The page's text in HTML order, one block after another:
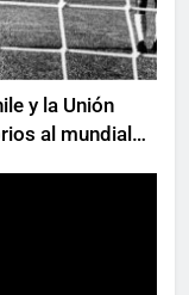
y la Unión
al mundial